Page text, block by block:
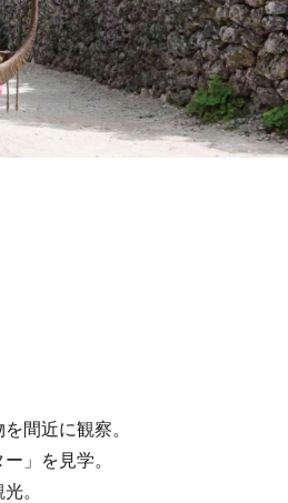
間近に観察。
」を見学。
。